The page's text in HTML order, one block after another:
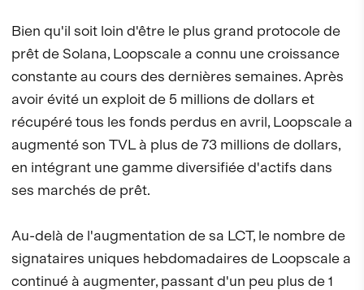
Bien qu'il soit loin d'être le plus grand protocole de
prêt de Solana, Loopscale a connu une croissance
constante au cours des dernières semaines. Après
avoir évité un exploit de 5 millions de dollars et
récupéré tous les fonds perdus en avril, Loopscale a
augmenté son TVL à plus de 73 millions de dollars,
en intégrant une gamme diversifiée d'actifs dans
ses marchés de prêt.
Au-delà de l'augmentation de sa LCT, le nombre de
signataires uniques hebdomadaires de Loopscale a
continué à augmenter, passant d'un peu plus de 1